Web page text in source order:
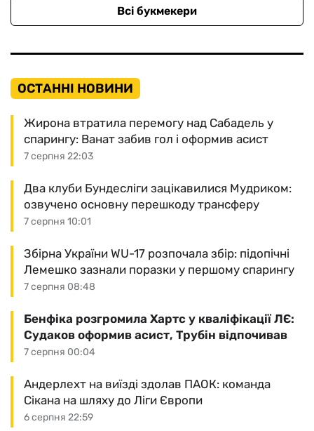
Всі букмекери
ОСТАННІ НОВИНИ
7 серпня 22:03
Жирона втратила перемогу над Сабадель у
спарингу: Ванат забив гол і оформив асист
7 серпня 10:01
Два клуби Бундесліги зацікавилися Мудриком:
озвучено основну перешкоду трансферу
7 серпня 08:48
Збірна України WU-17 розпочала збір: підопічні
Лемешко зазнали поразки у першому спарингу
7 серпня 00:04
Бенфіка розгромила Хартс у кваліфікації ЛЄ:
Судаков оформив асист, Трубін відпочивав
6 серпня 22:59
Андерлехт на виїзді здолав ПАОК: команда
Сікана на шляху до Ліги Європи